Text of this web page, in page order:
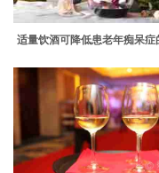
适量饮酒可降低患老年痴呆症